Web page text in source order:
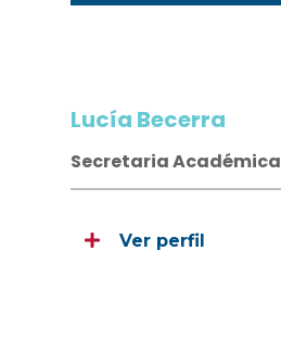
Lucía Becerra
Secretaria Académica
Ver perfil